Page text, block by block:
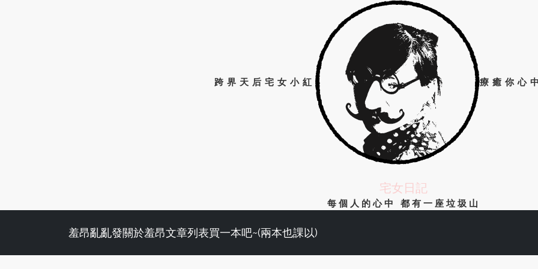
跨界天后宅女小紅 療癒你心
宅女日記
每個人的心中 都有一座垃圾山
羞昂亂亂發關於羞昂文章列表買一本吧~(兩本也課以)